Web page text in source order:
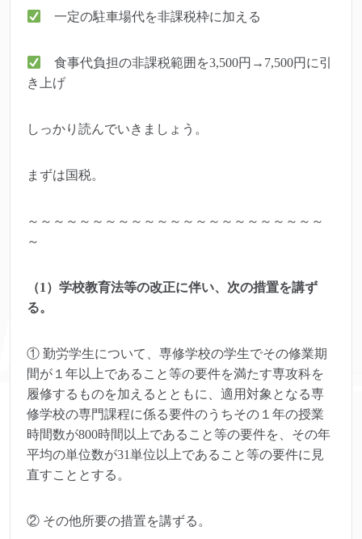
一定の駐車場代を非課税枠に加える
食事代負担の非課税範囲を3,500円→7,500円に引
き上げ
しっかり読んでいきましょう。
まずは国税。
～～～～～～～～～～～～～～～～～～～～～～～
～
（1）学校教育法等の改正に伴い、次の措置を講ず
る。
① 勤労学生について、専修学校の学生でその修業期
間が１年以上であること等の要件を満たす専攻科を
履修するものを加えるとともに、適用対象となる専
修学校の専門課程に係る要件のうちその１年の授業
時間数が800時間以上であること等の要件を、その年
平均の単位数が31単位以上であること等の要件に見
直すこととする。
② その他所要の措置を講ずる。